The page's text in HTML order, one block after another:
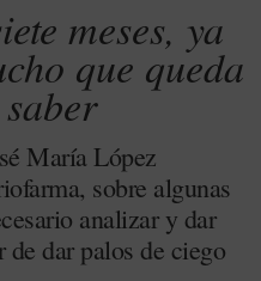
meses, ya
que queda
María López
sobre algunas
analizar y dar
de dar palos de ciego